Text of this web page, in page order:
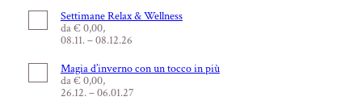
Settimane Relax & Wellness
da € 0,00,
08.11. – 08.12.26
Magia d’inverno con un tocco in più
da € 0,00,
26.12. – 06.01.27